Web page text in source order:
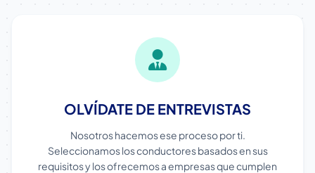
OLVÍDATE DE ENTREVISTAS
Nosotros hacemos ese proceso por ti.
Seleccionamos los conductores basados en sus
requisitos y los ofrecemos a empresas que cumplen